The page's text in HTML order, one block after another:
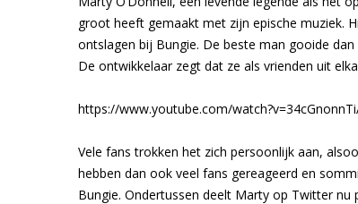
groot heeft gemaakt met zijn epische muziek.
ontslagen bij Bungie. De beste man gooide
De ontwikkelaar zegt dat ze als vrienden uit
https://www.youtube.com/
Vele fans trokken het zich persoonlijk aan,
hebben dan ook veel fans gereageerd en
Bungie. Ondertussen deelt Marty op Twitter